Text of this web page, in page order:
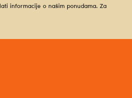
informacije o našim ponudama. Za